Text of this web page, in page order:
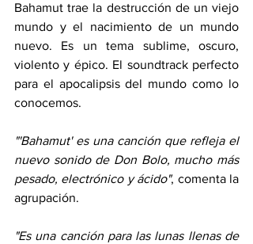
Bahamut trae la destrucción de un viejo
mundo y el nacimiento de un mundo
nuevo. Es un tema sublime, oscuro,
violento y épico. El soundtrack perfecto
para el apocalipsis del mundo como lo
conocemos.
"'Bahamut' es una canción que refleja el
nuevo sonido de Don Bolo, mucho más
pesado, electrónico y ácido", comenta la
agrupación.
"Es una canción para las lunas llenas de